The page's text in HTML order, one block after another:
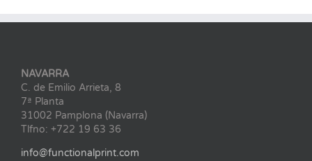
NAVARRA
C. de Emilio Arrieta, 8
7ª Planta
31002 Pamplona (Navarra)
Tlfno: +722 19 63 36
info@functionalprint.com